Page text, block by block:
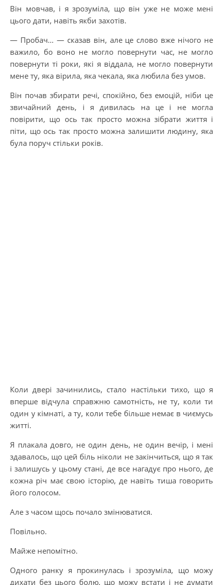
Він мовчав, і я зрозуміла, що він уже не може мені
цього дати, навіть якби захотів.
— Пробач… — сказав він, але це слово вже нічого не
важило, бо воно не могло повернути час, не могло
повернути ті роки, які я віддала, не могло повернути
мене ту, яка вірила, яка чекала, яка любила без умов.
Він почав збирати речі, спокійно, без емоцій, ніби це
звичайний день, і я дивилась на це і не могла
повірити, що ось так просто можна зібрати життя і
піти, що ось так просто можна залишити людину, яка
була поруч стільки років.
Коли двері зачинились, стало настільки тихо, що я
вперше відчула справжню самотність, не ту, коли ти
один у кімнаті, а ту, коли тебе більше немає в чиємусь
житті.
Я плакала довго, не один день, не один вечір, і мені
здавалось, що цей біль ніколи не закінчиться, що я так
і залишусь у цьому стані, де все нагадує про нього, де
кожна річ має свою історію, де навіть тиша говорить
його голосом.
Але з часом щось почало змінюватися.
Повільно.
Майже непомітно.
Одного ранку я прокинулась і зрозуміла, що можу
дихати без цього болю, що можу встати і не думати